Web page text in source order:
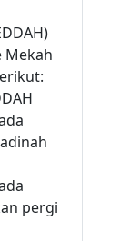
Mekah
pergi